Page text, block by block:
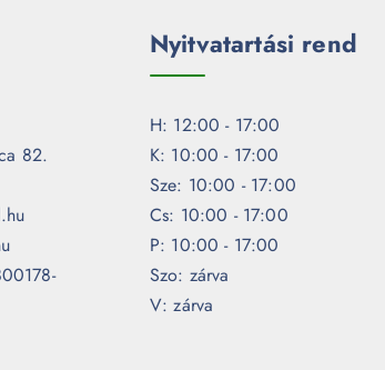
82.
Nyitvatartási rend
H: 12:00 - 17:00
K: 10:00 - 17:00
Sze: 10:00 - 17:00
Cs: 10:00 - 17:00
P: 10:00 - 17:00
Szo: zárva
V: zárva